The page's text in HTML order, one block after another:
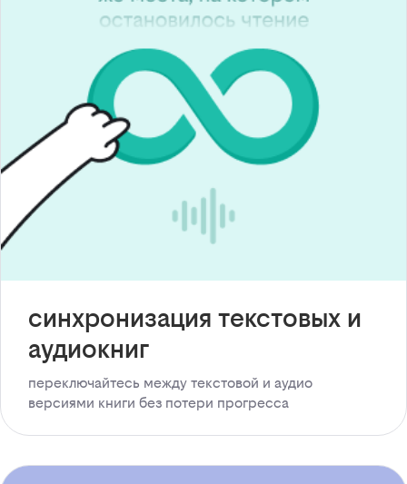
синхронизация текстовых и
аудиокниг
переключайтесь между текстовой и аудио
версиями книги без потери прогресса